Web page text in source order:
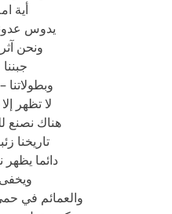
أية
يدوس
ونحن
لا تظهر
هناك نصنع
تاريخنا
دائما
والعمائم في